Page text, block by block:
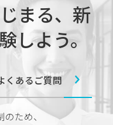
まる、 新
しよう。
くあるご質問
ため、